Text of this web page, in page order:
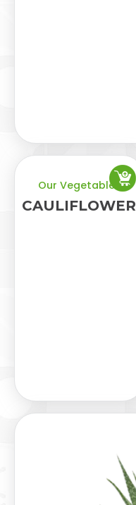
Our Vegetables
CAULIFLOWER